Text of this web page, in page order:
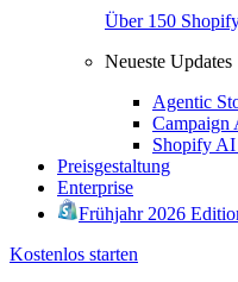
Über 150
Neueste Updates
Agentic
Campaign
Shopify
Preisgestaltung
Enterprise
Frühjahr 2026
Kostenlos starten